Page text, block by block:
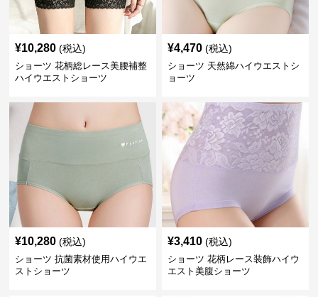
¥10,280 (税込)
ショーツ 花柄総レース美腰補整
ハイウエストショーツ
¥4,470 (税込)
ショーツ 天然綿ハイウエストシ
ョーツ
¥10,280 (税込)
ショーツ 抗菌素材使用ハイウエ
ストショーツ
¥3,410 (税込)
ショーツ 花柄レース装飾ハイウ
エスト美腹ショーツ